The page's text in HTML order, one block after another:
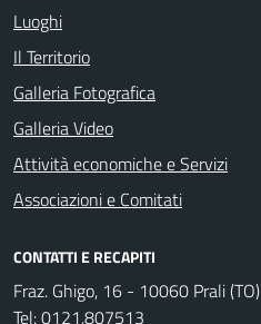
Luoghi
Il Territorio
Galleria Fotografica
Galleria Video
Attività economiche e Servizi
Associazioni e Comitati
CONTATTI E RECAPITI
Fraz. Ghigo, 16 - 10060 Prali (TO)
Tel:0121.807513